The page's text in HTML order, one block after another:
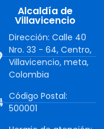
Alcaldía de
Villavicencio
Dirección: Calle 40
Nro. 33 - 64, Centro,
Villavicencio, meta,
Colombia
Código Postal:
500001